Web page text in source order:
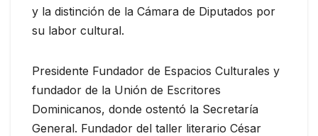
y la distinción de la Cámara de Diputados por
su labor cultural.
Presidente Fundador de Espacios Culturales y
fundador de la Unión de Escritores
Dominicanos, donde ostentó la Secretaría
General. Fundador del taller literario César